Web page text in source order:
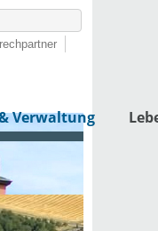
Verwaltung